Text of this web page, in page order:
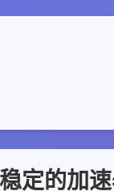
定的加